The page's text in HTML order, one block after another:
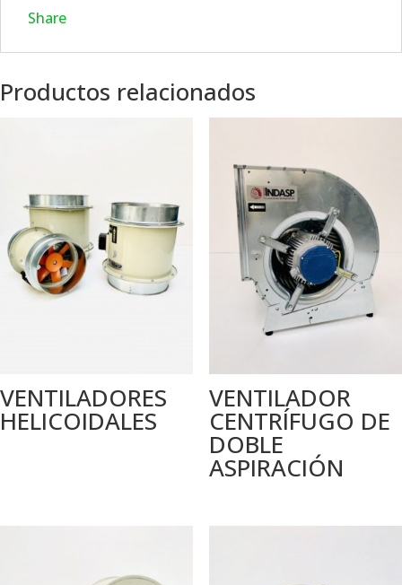
Share
Productos relacionados
VENTILADORES
HELICOIDALES
VENTILADOR
CENTRÍFUGO DE
DOBLE
ASPIRACIÓN